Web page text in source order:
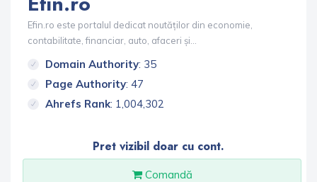
Efin.ro este portalul dedicat noutăților din economie,
contabilitate, financiar, auto, afaceri și...
Domain Authority: 35
Page Authority: 47
Ahrefs Rank: 1,004,302
Pret vizibil doar cu cont.
Comandă